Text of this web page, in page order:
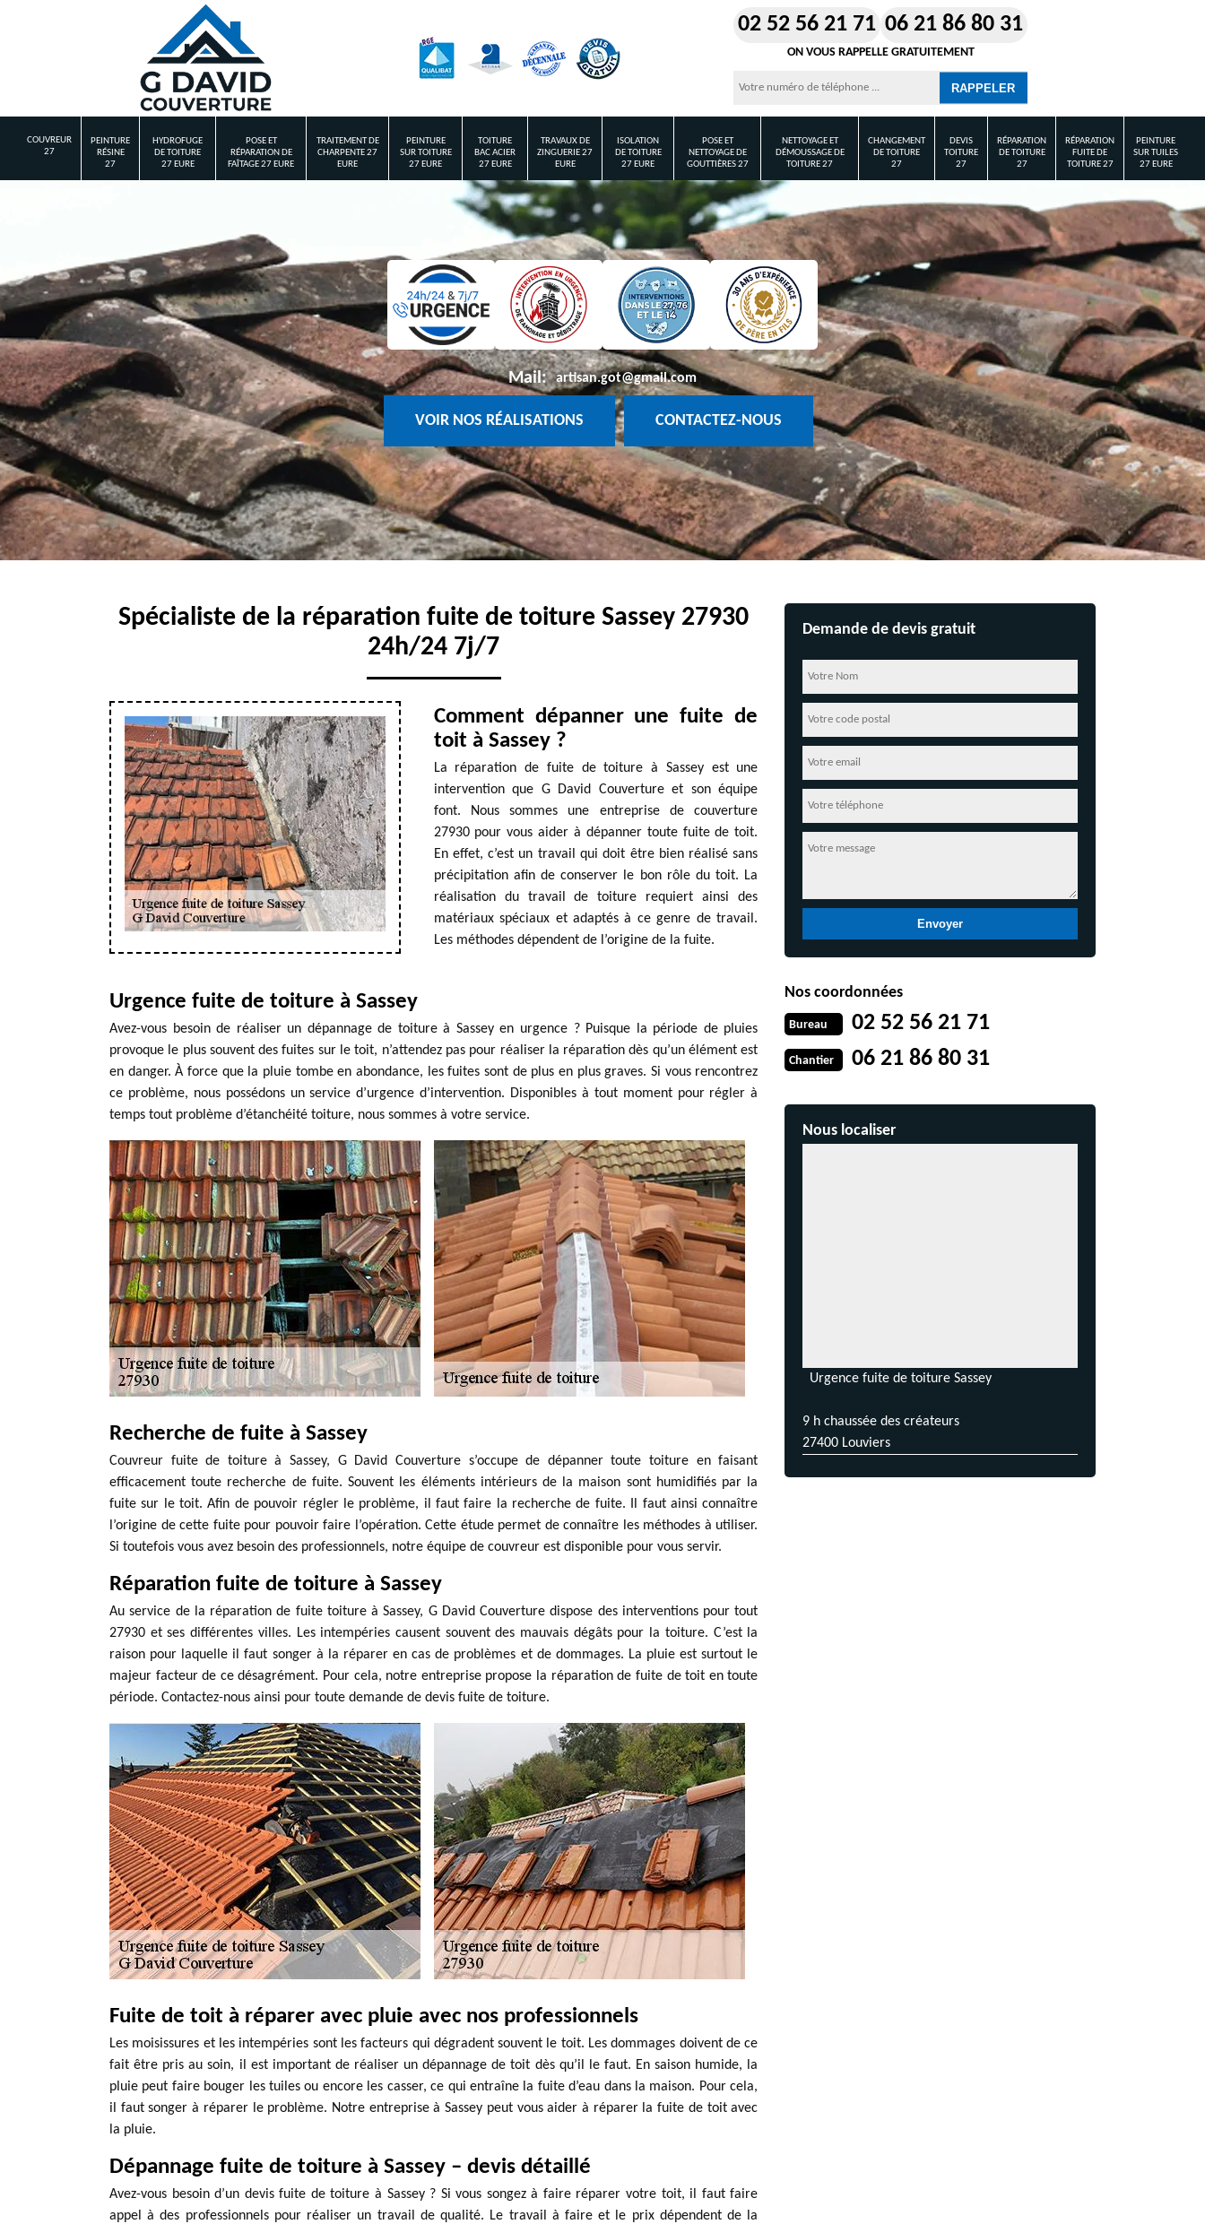
02 52 56 21 71 06 21 86 80 31
ON VOUS RAPPELLE GRATUITEMENT
COUVREUR
27
PEINTURE
RÉSINE
27
HYDROFUGE
DE TOITURE
27 EURE
POSE ET
RÉPARATION DE
FAÎTAGE 27 EURE
TRAITEMENT DE
CHARPENTE 27
EURE
PEINTURE
SUR TOITURE
27 EURE
TOITURE
BAC ACIER
27 EURE
TRAVAUX DE
ZINGUERIE 27
EURE
ISOLATION
DE TOITURE
27 EURE
POSE ET
NETTOYAGE DE
GOUTTIÈRES 27
NETTOYAGE ET
DÉMOUSSAGE DE
TOITURE 27
CHANGEMENT
DE TOITURE
27
DEVIS
TOITURE
27
RÉPARATION
DE TOITURE
27
RÉPARATION
FUITE DE
TOITURE 27
PEINTURE
SUR TUILES
27 EURE
Mail: artisan.got@gmail.com
VOIR NOS RÉALISATIONS CONTACTEZ-NOUS
Spécialiste de la réparation fuite de toiture Sassey 27930
24h/24 7j/7
Comment dépanner une fuite de
toit à Sassey ?
La réparation de fuite de toiture à Sassey est une
intervention que G David Couverture et son équipe
font. Nous sommes une entreprise de couverture
27930 pour vous aider à dépanner toute fuite de toit.
En effet, c’est un travail qui doit être bien réalisé sans
précipitation afin de conserver le bon rôle du toit. La
réalisation du travail de toiture requiert ainsi des
matériaux spéciaux et adaptés à ce genre de travail.
Les méthodes dépendent de l’origine de la fuite.
Urgence fuite de toiture à Sassey
Avez-vous besoin de réaliser un dépannage de toiture à Sassey en urgence ? Puisque la période de pluies
provoque le plus souvent des fuites sur le toit, n’attendez pas pour réaliser la réparation dès qu’un élément est
en danger. À force que la pluie tombe en abondance, les fuites sont de plus en plus graves. Si vous rencontrez
ce problème, nous possédons un service d’urgence d’intervention. Disponibles à tout moment pour régler à
temps tout problème d’étanchéité toiture, nous sommes à votre service.
Recherche de fuite à Sassey
Couvreur fuite de toiture à Sassey, G David Couverture s’occupe de dépanner toute toiture en faisant
efficacement toute recherche de fuite. Souvent les éléments intérieurs de la maison sont humidifiés par la
fuite sur le toit. Afin de pouvoir régler le problème, il faut faire la recherche de fuite. Il faut ainsi connaître
l’origine de cette fuite pour pouvoir faire l’opération. Cette étude permet de connaître les méthodes à utiliser.
Si toutefois vous avez besoin des professionnels, notre équipe de couvreur est disponible pour vous servir.
Réparation fuite de toiture à Sassey
Au service de la réparation de fuite toiture à Sassey, G David Couverture dispose des interventions pour tout
27930 et ses différentes villes. Les intempéries causent souvent des mauvais dégâts pour la toiture. C’est la
raison pour laquelle il faut songer à la réparer en cas de problèmes et de dommages. La pluie est surtout le
majeur facteur de ce désagrément. Pour cela, notre entreprise propose la réparation de fuite de toit en toute
période. Contactez-nous ainsi pour toute demande de devis fuite de toiture.
Fuite de toit à réparer avec pluie avec nos professionnels
Les moisissures et les intempéries sont les facteurs qui dégradent souvent le toit. Les dommages doivent de ce
fait être pris au soin, il est important de réaliser un dépannage de toit dès qu’il le faut. En saison humide, la
pluie peut faire bouger les tuiles ou encore les casser, ce qui entraîne la fuite d’eau dans la maison. Pour cela,
il faut songer à réparer le problème. Notre entreprise à Sassey peut vous aider à réparer la fuite de toit avec
la pluie.
Dépannage fuite de toiture à Sassey – devis détaillé
Avez-vous besoin d’un devis fuite de toiture à Sassey ? Si vous songez à faire réparer votre toit, il faut faire
appel à des professionnels pour réaliser un travail de qualité. Le travail à faire et le prix dépendent de la
Demande de devis gratuit
Nos coordonnées
Bureau 02 52 56 21 71
Chantier 06 21 86 80 31
Nous localiser
Urgence fuite de toiture Sassey
9 h chaussée des créateurs
27400 Louviers